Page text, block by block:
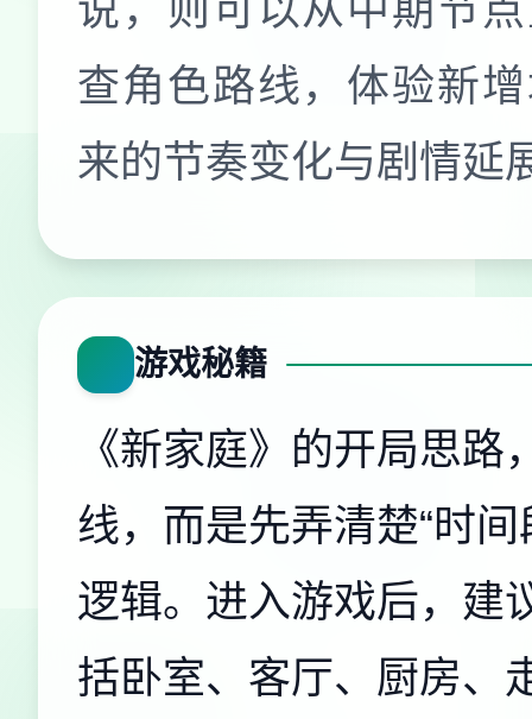
说，则可以从中期节
查角色路线，体验新
来的节奏变化与剧情延
游戏秘籍
《新家庭》的开局思
线，而是先弄清楚“时
逻辑。进入游戏后，建
括卧室、客厅、厨房、